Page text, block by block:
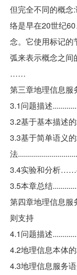
但完全不同的概念
络是早在20世纪
念。它使用标记的
弧来表示概念之间
……
第三章地理信息
3.1问题描述
3.2基于基本描述
3.3基于简单语义
法
3.4实验和分析
3.5本章总结
第四章地理信息服
则支持
4.1问题描述
4.2地理信息本体的
4.3地理信息服务